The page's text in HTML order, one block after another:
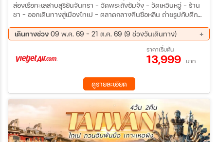
ล่องเรือทะเลสาบสุริยันจันทรา – วัดพระถั๋งซัมจั๋ง – วัดเหวินหวู่ – ร้าน
ชา – ออกเดินทางสู่เมืองไทเป – ตลาดกลางคืนซื่อหลิน ถ่ายรูปกับตึก
– ร้าน GERMANIUM – อนุสรณ์สถานเจียง ไคเชก – ซีเหมินติง ร้าน
เครื่องสำอาง – บูราโนไต้หวัน(ท่าเรือสีรุ้ง) – หมู่บ้านโบราณจิ่วเฟิ่น –
กลอเรียเอาท์เล็ท – ท่าอากาศยานเถาหยวน – กรุงเทพฯ(สุวรรณภูมิ)
เดินทางช่วง 09 พ.ค. 69 - 21 ต.ค. 69 (9 ช่วงวันเดินทาง)
15 ส.ค. 69 - 19 ส.ค. 69
29 ส.ค. 69 - 02 ก.ย. 69
05 ก.ย. 69 - 09 ก.ย. 69
19 ก.ย. 69 - 23 ก.ย. 69
16 ต.ค. 69 - 20 ต.ค. 69
ราคาเริ่มต้น
13,999 บาท
ดูรายละเอียด